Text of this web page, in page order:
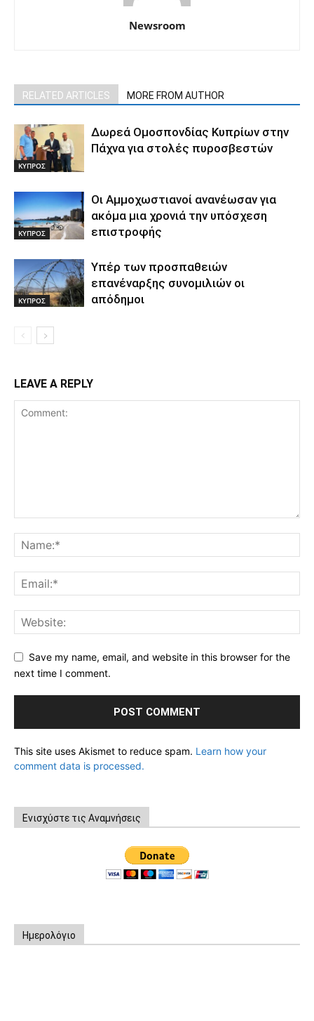
Newsroom
RELATED ARTICLES MORE FROM AUTHOR
ΚΥΠΡΟΣ
Δωρεά Ομοσπονδίας Κυπρίων στην
Πάχνα για στολές πυροσβεστών
ΚΥΠΡΟΣ
Οι Αμμοχωστιανοί ανανέωσαν για
ακόμα μια χρονιά την υπόσχεση
επιστροφής
ΚΥΠΡΟΣ
Υπέρ των προσπαθειών
επανέναρξης συνομιλιών οι
απόδημοι
LEAVE A REPLY
Save my name, email, and website in this browser for the
next time I comment.
This site uses Akismet to reduce spam. Learn how your
comment data is processed.
Ενισχύστε τις Αναμνήσεις
Ημερολόγιο